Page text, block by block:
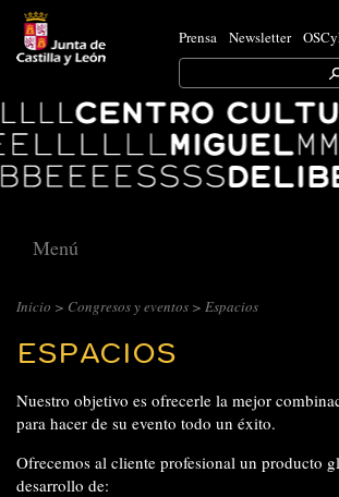
Prensa Newsletter
Search
for:
Ok
Centro
Cultural
Miguel
Delibes
Menú
Inicio > Congresos y eventos > Espacios
ESPACIOS
Nuestro objetivo es ofrecerle la mejor
para hacer de su evento todo un éxito.
Ofrecemos al cliente profesional un producto
desarrollo de: